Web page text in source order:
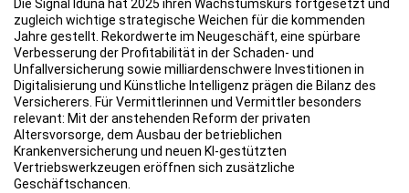
Die Signal Iduna hat 2025 ihren Wachstumskurs fortgesetzt und
zugleich wichtige strategische Weichen für die kommenden
Jahre gestellt. Rekordwerte im Neugeschäft, eine spürbare
Verbesserung der Profitabilität in der Schaden- und
Unfallversicherung sowie milliardenschwere Investitionen in
Digitalisierung und Künstliche Intelligenz prägen die Bilanz des
Versicherers. Für Vermittlerinnen und Vermittler besonders
relevant: Mit der anstehenden Reform der privaten
Altersvorsorge, dem Ausbau der betrieblichen
Krankenversicherung und neuen KI-gestützten
Vertriebswerkzeugen eröffnen sich zusätzliche
Geschäftschancen.